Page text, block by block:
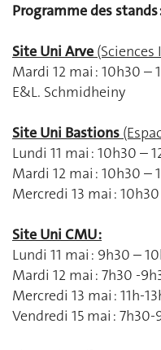
Programme des stands
Site Uni Arve (Sciences
Mardi 12 mai : 10h30
E&L. Schmidheiny
Site Uni Bastions
Lundi 11 mai : 10h30 –
Mardi 12 mai : 10h30 –
Mercredi 13 mai :
Site Uni CMU :
Lundi 11 mai : 9h30 –
Mardi 12 mai : 7h30 -
Mercredi 13 mai : 11h-
Vendredi 15 mai :